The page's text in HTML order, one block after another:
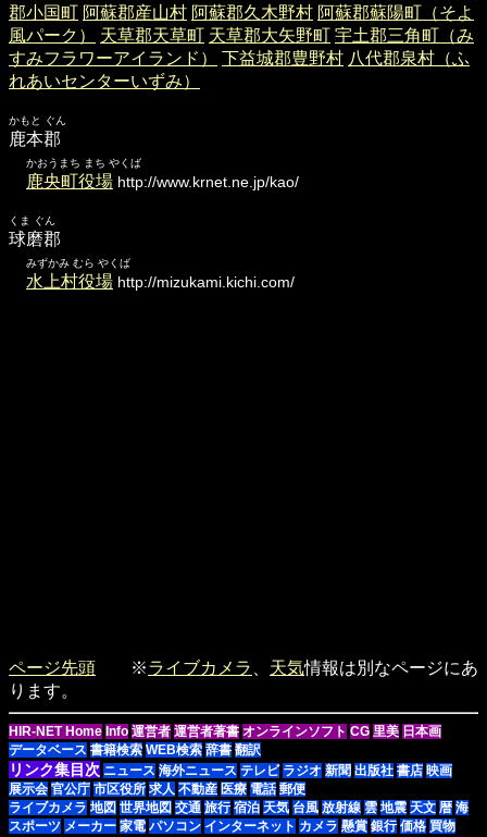
郡小国町 阿蘇郡産山村 阿蘇郡久木野村 阿蘇郡蘇陽町（そよ
風パーク）
天草郡天草町 天草郡大矢野町 宇土郡三角町（み
すみフラワーアイランド）
下益城郡豊野村 八代郡泉村（ふ
れあいセンターいずみ）
かもと ぐん
鹿本郡
かおうまち まち やくば
鹿央町役場 http://www.krnet.ne.jp/kao/
くま ぐん
球磨郡
みずかみ むら やくば
水上村役場 http://mizukami.kichi.com/
ページ先頭 ※ライブカメラ 天気情報は別なページにあ
ります。
HIR-NET Home Info 運営者 運営者著書 オンラインソフト CG 里美 日本画
データベース 書籍検索 WEB検索 辞書 翻訳
リンク集目次 ニュース 海外ニュース テレビ ラジオ 新聞 出版社 書店 映画
展示会 官公庁 市区役所 求人 不動産 医療 電話 郵便
ライブカメラ 地図 世界地図 交通 旅行 宿泊 天気 台風 放射線 雲 地震 天文 暦 海
スポーツ メーカー 家電 パソコン インターネット カメラ 懸賞 銀行 価格 買物